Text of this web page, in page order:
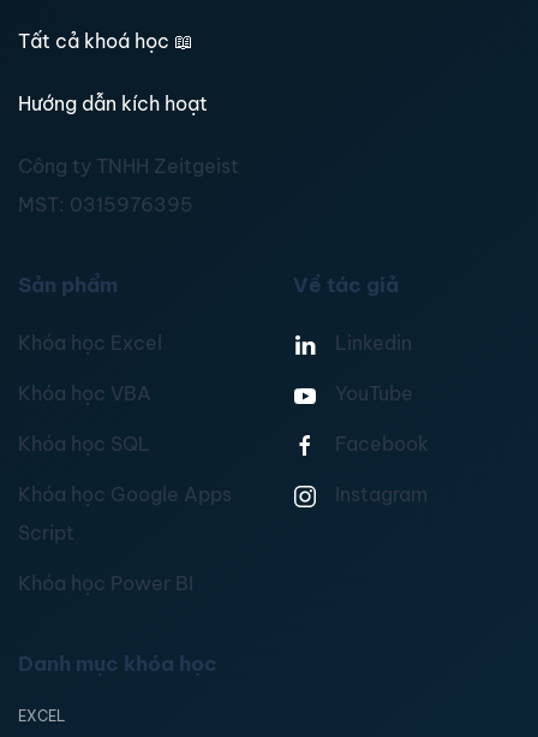
Tất cả khoá học 📖
Hướng dẫn kích hoạt
Công ty TNHH Zeitgeist
MST: 0315976395
Sản phẩm
Khóa học Excel
Khóa học VBA
Khóa học SQL
Khóa học Google Apps
Script
Khóa học Power BI
Về tác giả
Linkedin
YouTube
Facebook
Instagram
Danh mục khóa học
EXCEL